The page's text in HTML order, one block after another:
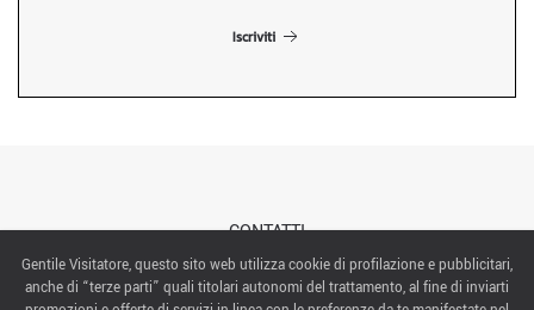
Iscriviti
CONTATTI
ABOUT US
Gentile Visitatore, questo sito web utilizza cookie di profilazione e pubblicitari,
anche di “terze parti” quali titolari autonomi del trattamento, al fine di inviarti